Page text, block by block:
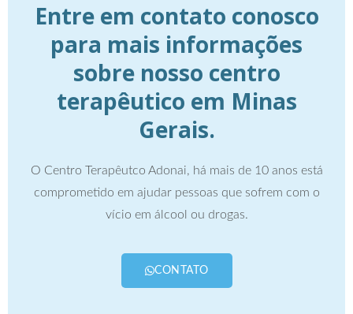
Entre em contato conosco
para mais informações
sobre nosso centro
terapêutico em Minas
Gerais.
O Centro Terapêutco Adonai, há mais de 10 anos está
comprometido em ajudar pessoas que sofrem com o
vício em álcool ou drogas.
CONTATO